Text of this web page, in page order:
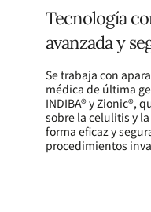
Tecnología
avanzada y
Se trabaja con
médica de última
INDIBA® y Zionic®,
sobre la celulitis y
forma eficaz y
procedimientos